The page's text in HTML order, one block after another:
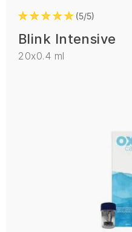
5/5
Blink Intensive
20x0.4 ml